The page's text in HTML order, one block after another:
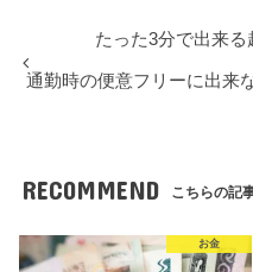
たった3分で出来る
通勤時の便意フリーに出来
RECOMMEND こちらの記
お金